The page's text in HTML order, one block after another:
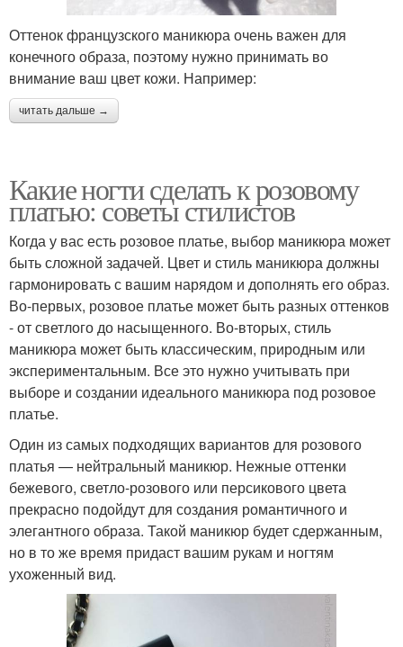
Оттенок французского маникюра очень важен для
конечного образа, поэтому нужно принимать во
внимание ваш цвет кожи. Например:
читать дальше →
Какие ногти сделать к розовому
платью: советы стилистов
Когда у вас есть розовое платье, выбор маникюра может
быть сложной задачей. Цвет и стиль маникюра должны
гармонировать с вашим нарядом и дополнять его образ.
Во-первых, розовое платье может быть разных оттенков
- от светлого до насыщенного. Во-вторых, стиль
маникюра может быть классическим, природным или
экспериментальным. Все это нужно учитывать при
выборе и создании идеального маникюра под розовое
платье.
Один из самых подходящих вариантов для розового
платья — нейтральный маникюр. Нежные оттенки
бежевого, светло-розового или персикового цвета
прекрасно подойдут для создания романтичного и
элегантного образа. Такой маникюр будет сдержанным,
но в то же время придаст вашим рукам и ногтям
ухоженный вид.